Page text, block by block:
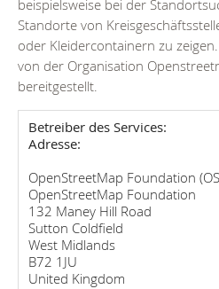
beispielsweise bei der
Standorte von
oder Kleidercontainern zu
von der Organisation
bereitgestellt.
Betreiber des Services:
Adresse:
OpenStreetMap Foundation
OpenStreetMap Foundation
132 Maney Hill Road
Sutton Coldfield
West Midlands
B72 1JU
United Kingdom